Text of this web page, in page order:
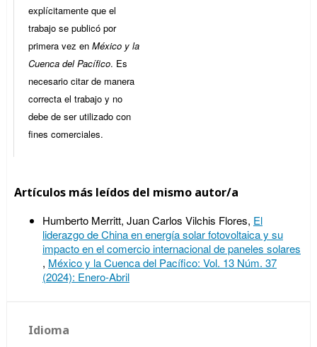
explícitamente que el
trabajo se publicó por
primera vez en México y la
Cuenca del Pacífico. Es
necesario citar de manera
correcta el trabajo y no
debe de ser utilizado con
fines comerciales.
Artículos más leídos del mismo autor/a
Humberto Merritt, Juan Carlos Vilchis Flores, El
liderazgo de China en energía solar fotovoltaica y su
impacto en el comercio internacional de paneles solares
, México y la Cuenca del Pacífico: Vol. 13 Núm. 37
(2024): Enero-Abril
Idioma